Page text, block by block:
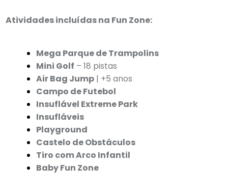
Atividades incluídas na Fun Zone:
Mega Parque de Trampolins
Mini Golf – 18 pistas
Air Bag Jump | +5 anos
Campo de Futebol
Insuflável Extreme Park
Insufláveis
Playground
Castelo de Obstáculos
Tiro com Arco Infantil
Baby Fun Zone